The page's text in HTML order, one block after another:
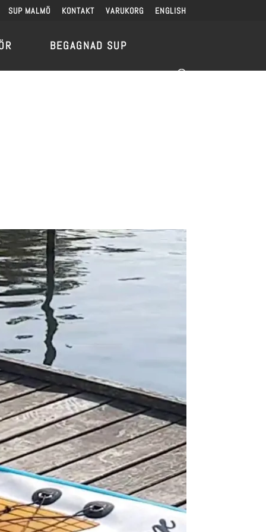
SUP MALMÖ KONTAKT VARUKORG ENGLISH
BEGAGNAD SUP